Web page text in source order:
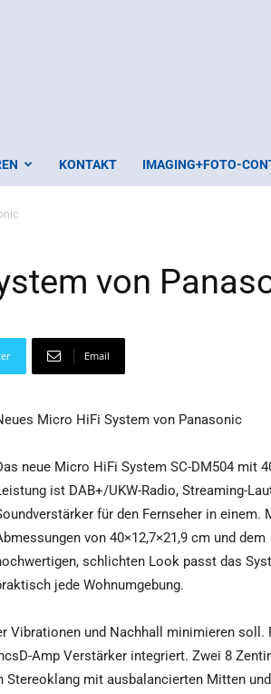
KONTAKT IMAGING+FOTO-
von
Email
Micro HiFi System von Panasonic
neue Micro HiFi System SC-DM504 mit
ist DAB+/UKW-Radio, Streaming-
für den Fernseher in einem.
von 40×12,7×21,9 cm und dem
schlichten Look passt das
jede Wohnumgebung.
Vibrationen und Nachhall minimieren soll.
Amp Verstärker integriert. Zwei 8
mit ausbalancierten Mitten